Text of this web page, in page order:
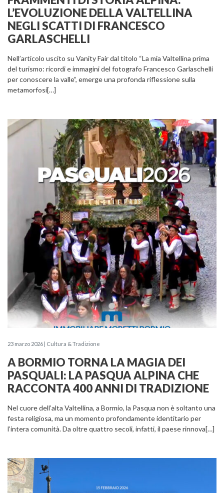
L’EVOLUZIONE DELLA VALTELLINA
NEGLI SCATTI DI FRANCESCO
GARLASCHELLI
Nell’articolo uscito su Vanity Fair dal titolo “La mia Valtellina prima
del turismo: ricordi e immagini del fotografo Francesco Garlaschelli
per conoscere la valle”, emerge una profonda riflessione sulla
metamorfosi[…]
23 marzo 2026 | Cultura & Tradizione
A BORMIO TORNA LA MAGIA DEI
PASQUALI: LA PASQUA ALPINA CHE
RACCONTA 400 ANNI DI TRADIZIONE
Nel cuore dell’alta Valtellina, a Bormio, la Pasqua non è soltanto una
festa religiosa, ma un momento profondamente identitario per
l’intera comunità. Da oltre quattro secoli, infatti, il paese rinnova[…]